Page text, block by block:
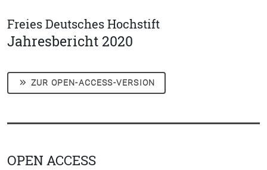
Freies Deutsches Hochstift
Jahresbericht 2020
ZUR OPEN-ACCESS-VERSION
OPEN ACCESS